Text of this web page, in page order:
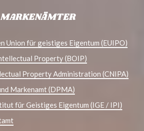
Union für geistiges Eigentum (EUIPO)
Property (BOIP)
Property Administration (CNIPA)
Markenamt (DPMA)
für Geistiges Eigentum (IGE / IPI)